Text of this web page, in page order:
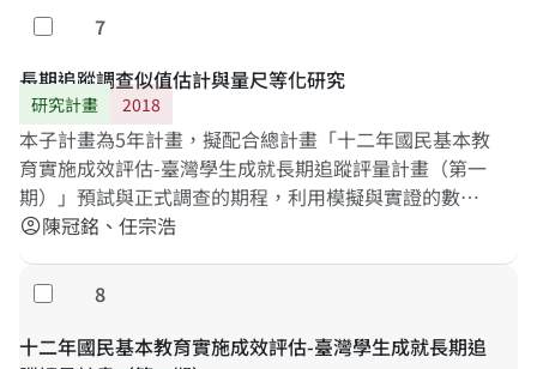
習資源：包括入門診斷評量、多元的學習元件與學習後
評量。本計劃希望探知學習者在數位學習環境中所顯現
的個人學習能力、以及對設計之鷹架和學習材料之興趣
差異，並透過實驗探討設計之提示鷹架和回饋對其動
機、堅毅力和自我引導養成之差異。此三年為計畫之第
一階段，預期第一階段先發展出助於適性學習的數位自
主平台與內容，以及實際運用的模式，以做為未來兩個
階段之基礎，為新課綱之自主學習之落實，增加一個教
學資源，可為新課綱實踐研究之工具，也可做為教育資
源不足區域增加落實自主學習和提升教學品質之教育資
源。
勾選
7
長期追蹤調查似值估計與量尺等化研究
研究計畫 2018
本子計畫為5年計畫，擬配合總計畫「十二年國民基本教
育實施成效評估-臺灣學生成就長期追蹤評量計畫（第一
期）」預試與正式調查的期程，利用模擬與實證的數
據，提出長期追蹤調查量尺分數估計以及量尺等化的理
利執行和長期資料庫的建立，方便研究者進行二次分
析，在大型調查技術的學術研究方面，也必有極大的貢
獻。
account_circle陳冠銘、任宗浩
勾選
8
十二年國民基本教育實施成效評估-臺灣學生成就長期追